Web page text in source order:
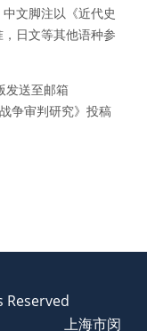
文脚注以《近代史
日文等其他语种参
发送至邮箱
争审判研究》投稿
Reserved
上海市闵